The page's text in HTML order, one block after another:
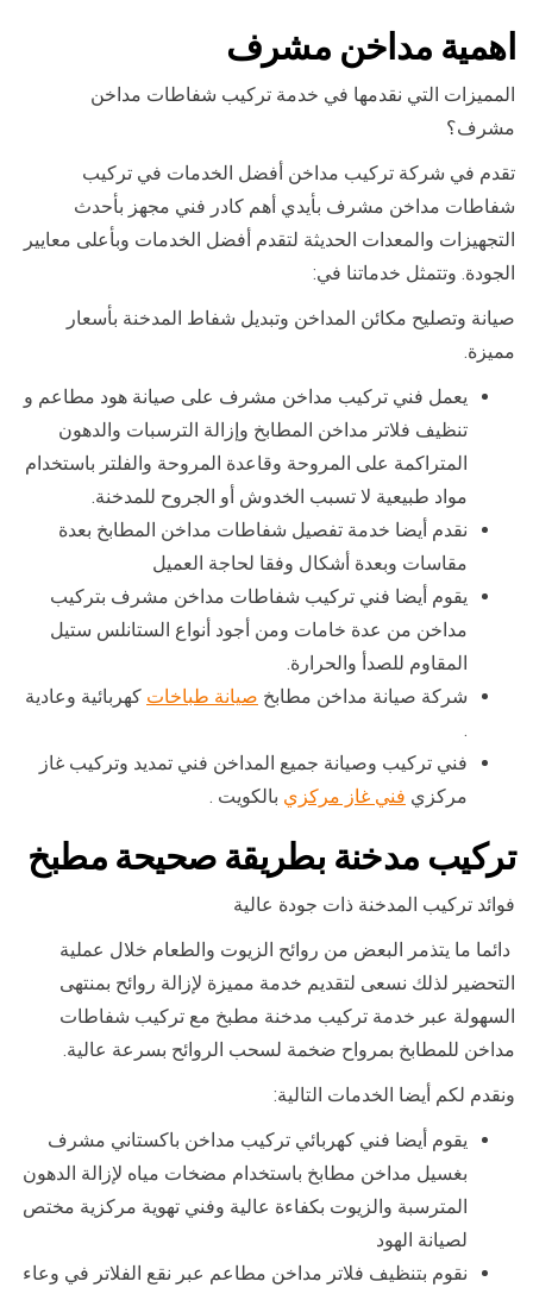
اهمية مداخن مشرف
المميزات التي نقدمها في خدمة تركيب شفاطات مداخن
مشرف؟
تقدم في شركة تركيب مداخن أفضل الخدمات في تركيب
شفاطات مداخن مشرف بأيدي أهم كادر فني مجهز بأحدث
التجهيزات والمعدات الحديثة لتقدم أفضل الخدمات وبأعلى معايير
الجودة. وتتمثل خدماتنا في:
صيانة وتصليح مكائن المداخن وتبديل شفاط المدخنة بأسعار
مميزة.
يعمل فني تركيب مداخن مشرف على صيانة هود مطاعم و
تنظيف فلاتر مداخن المطابخ وإزالة الترسبات والدهون
المتراكمة على المروحة وقاعدة المروحة والفلتر باستخدام
مواد طبيعية لا تسبب الخدوش أو الجروح للمدخنة.
نقدم أيضا خدمة تفصيل شفاطات مداخن المطابخ بعدة
مقاسات وبعدة أشكال وفقا لحاجة العميل
يقوم أيضا فني تركيب شفاطات مداخن مشرف بتركيب
مداخن من عدة خامات ومن أجود أنواع الستانلس ستيل
المقاوم للصدأ والحرارة.
شركة صيانة مداخن مطابخ صيانة طباخات كهربائية وعادية
.
فني تركيب وصيانة جميع المداخن فني تمديد وتركيب غاز
مركزي فني غاز مركزي بالكويت .
تركيب مدخنة بطريقة صحيحة مطبخ
فوائد تركيب المدخنة ذات جودة عالية
دائما ما يتذمر البعض من روائح الزيوت والطعام خلال عملية
التحضير لذلك نسعى لتقديم خدمة مميزة لإزالة روائح بمنتهى
السهولة عبر خدمة تركيب مدخنة مطبخ مع تركيب شفاطات
مداخن للمطابخ بمرواح ضخمة لسحب الروائح بسرعة عالية.
ونقدم لكم أيضا الخدمات التالية:
يقوم أيضا فني كهربائي تركيب مداخن باكستاني مشرف
بغسيل مداخن مطابخ باستخدام مضخات مياه لإزالة الدهون
المترسبة والزيوت بكفاءة عالية وفني تهوية مركزية مختص
لصيانة الهود
نقوم بتنظيف فلاتر مداخن مطاعم عبر نقع الفلاتر في وعاء